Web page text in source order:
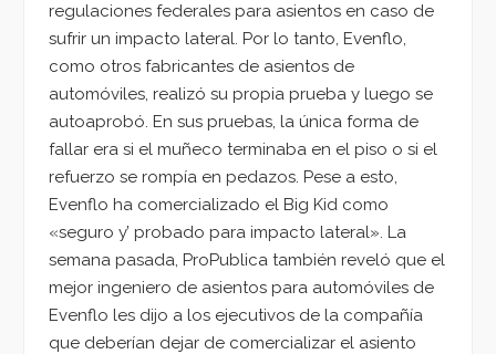
regulaciones federales para asientos en caso de
sufrir un impacto lateral. Por lo tanto, Evenflo,
como otros fabricantes de asientos de
automóviles, realizó su propia prueba y luego se
autoaprobó. En sus pruebas, la única forma de
fallar era si el muñeco terminaba en el piso o si el
refuerzo se rompía en pedazos. Pese a esto,
Evenflo ha comercializado el Big Kid como
«seguro y’ probado para impacto lateral». La
semana pasada, ProPublica también reveló que el
mejor ingeniero de asientos para automóviles de
Evenflo les dijo a los ejecutivos de la compañía
que deberían dejar de comercializar el asiento